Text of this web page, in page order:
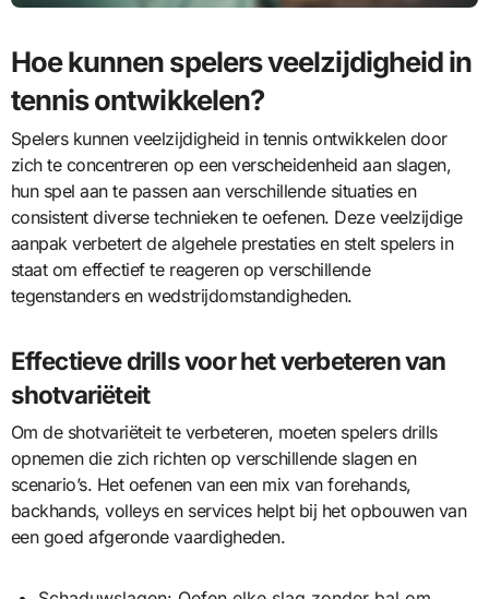
Hoe kunnen spelers veelzijdigheid in
tennis ontwikkelen?
Spelers kunnen veelzijdigheid in tennis ontwikkelen door
zich te concentreren op een verscheidenheid aan slagen,
hun spel aan te passen aan verschillende situaties en
consistent diverse technieken te oefenen. Deze veelzijdige
aanpak verbetert de algehele prestaties en stelt spelers in
staat om effectief te reageren op verschillende
tegenstanders en wedstrijdomstandigheden.
Effectieve drills voor het verbeteren van
shotvariëteit
Om de shotvariëteit te verbeteren, moeten spelers drills
opnemen die zich richten op verschillende slagen en
scenario’s. Het oefenen van een mix van forehands,
backhands, volleys en services helpt bij het opbouwen van
een goed afgeronde vaardigheden.